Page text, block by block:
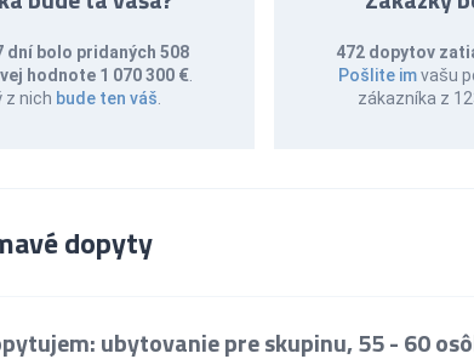
dní bolo pridaných 508
hodnote 1 070 300 €.
z nich bude ten váš
472 dopytov
Pošlite imvašu
zákazníka z
dopyty
ubytovanie pre skupinu, 55 - 60